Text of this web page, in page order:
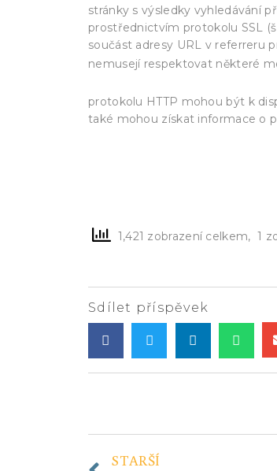
stránky s výsledky vyhledávání
prostřednictvím protokolu SSL
součást adresy URL v referreru
nemusejí respektovat některé
protokolu HTTP mohou být k
také mohou získat informace o
1,421 zobrazení celkem, 1
Sdílet příspěvek
STARŠÍ